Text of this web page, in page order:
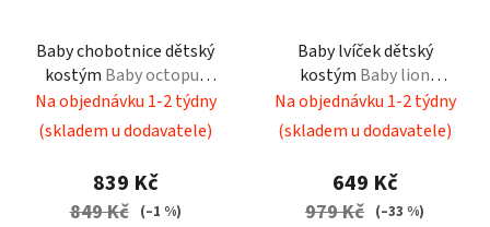
Baby chobotnice dětský
kostým Baby octopus
costume
Na objednávku 1-2 týdny
(skladem u dodavatele)
839 Kč
849 Kč (–1 %)
Baby lvíček dětský
kostým Baby lion
costume
Na objednávku 1-2 týdny
(skladem u dodavatele)
649 Kč
979 Kč (–33 %)